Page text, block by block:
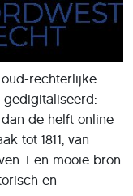
rechterlijke
de helft online
tot 1811, van
Een mooie bron
en